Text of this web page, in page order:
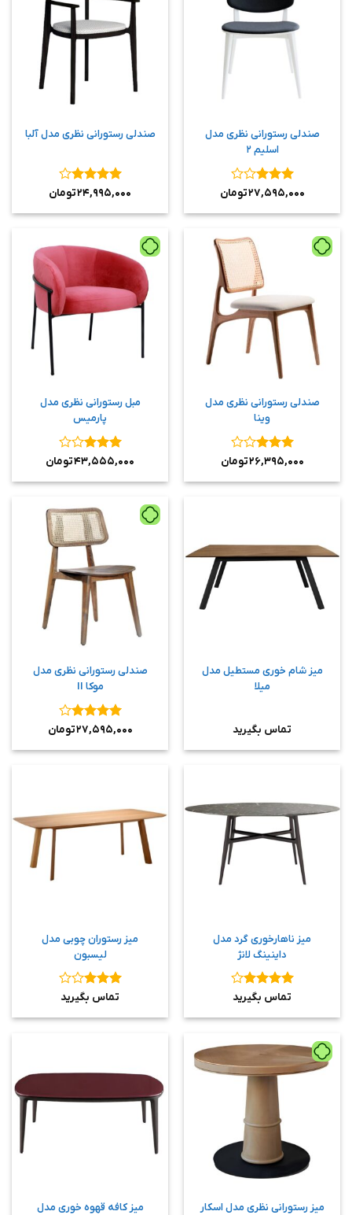
صندلی رستورانی نظری مدل
اسلیم ۲
نمره۳
۲۷,۵۹۵,۰۰۰تومان
صندلی رستورانی نظری مدل آلبا
نمره۴
۲۴,۹۹۵,۰۰۰تومان
صندلی رستورانی نظری مدل
وینا
نمره۳
۲۶,۳۹۵,۰۰۰تومان
مبل رستورانی نظری مدل
پارمیس
نمره۳
۴۳,۵۵۵,۰۰۰تومان
میز شام خوری مستطیل مدل
میلا
تماس بگیرید
صندلی رستورانی نظری مدل
موکا II
نمره۴
۲۷,۵۹۵,۰۰۰تومان
میز ناهارخوری گرد مدل
داینینگ لانژ
نمره ۴
تماس بگیرید
میز رستوران چوبی مدل
لیسبون
نمره ۳
تماس بگیرید
میز رستورانی نظری مدل اسکار
میز کافه قهوه خوری مدل